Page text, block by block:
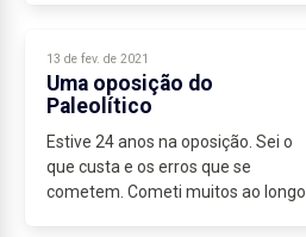
cabeça que...
13 de fev. de 2021
Uma oposição do
Paleolítico
Estive 24 anos na oposição. Sei o
que custa e os erros que se
cometem. Cometi muitos ao longo